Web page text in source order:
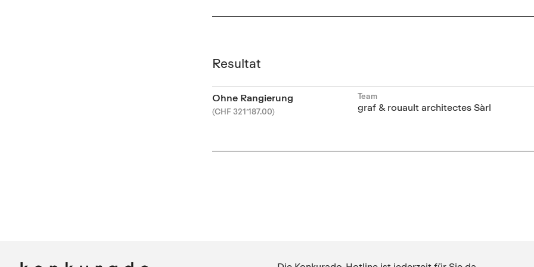
Resultat
Ohne Rangierung
(CHF 321’187.00)
Team
graf & rouault architectes Sàrl